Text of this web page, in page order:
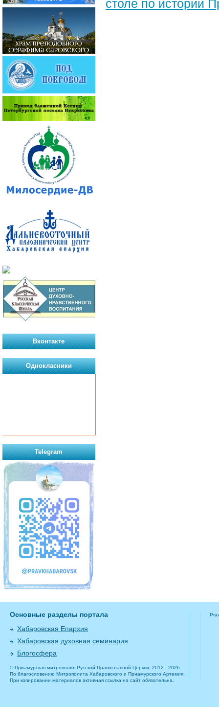
столе по истории
Вконтакте
Однокласники
Telegram
Основные разделы портала
Хабаровская Епархия
Хабаровская духовная семинария
Блогосфера
© Приамурская митрополия Русской Православной Церкви, 2012 - 2026
По благословению Митрополита Хабаровского и Приамурского Артемия.
При копировании материалов активная ссылка на сайт обязательна.